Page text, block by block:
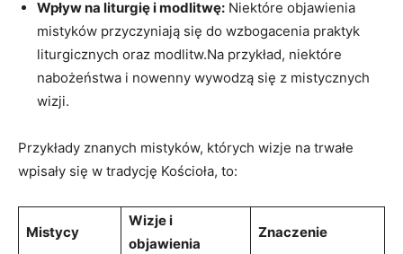
Wpływ na liturgię i modlitwę: Niektóre ⁤objawienia
mistyków przyczyniają się do wzbogacenia praktyk
liturgicznych oraz‍ modlitw.Na przykład, niektóre
nabożeństwa i‍ nowenny wywodzą się z mistycznych
wizji.
Przykłady znanych mistyków,​ których wizje na trwałe
wpisały się w tradycję Kościoła, to:
Mistycy
Wizje i⁤
objawienia
Znaczenie